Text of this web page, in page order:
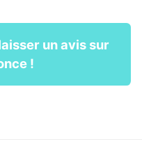
un avis sur
!